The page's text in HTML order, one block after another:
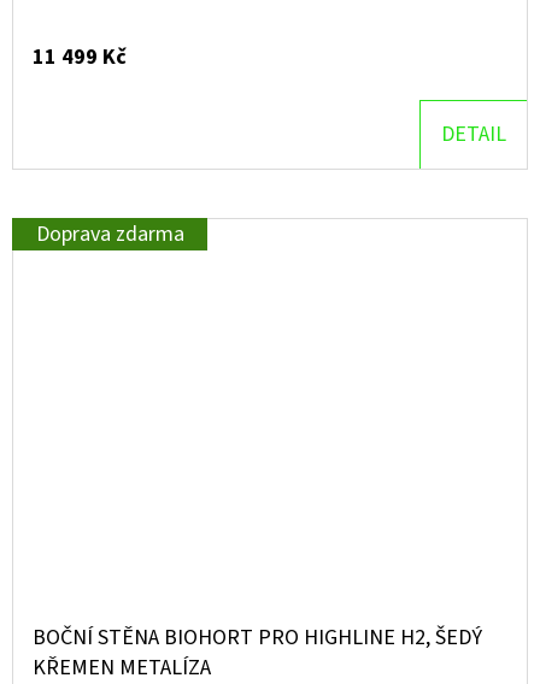
11 499 Kč
DETAIL
Doprava zdarma
BOČNÍ STĚNA BIOHORT PRO HIGHLINE H2, ŠEDÝ
KŘEMEN METALÍZA